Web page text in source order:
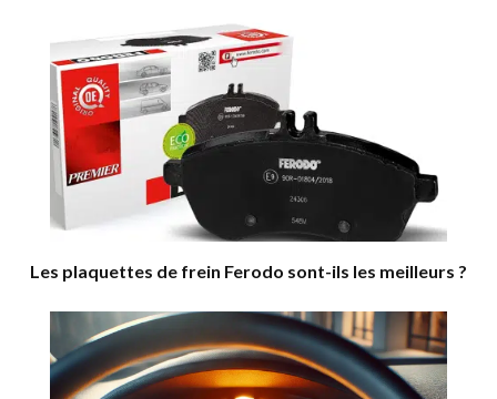
Les plaquettes de frein Ferodo sont-ils les meilleurs ?